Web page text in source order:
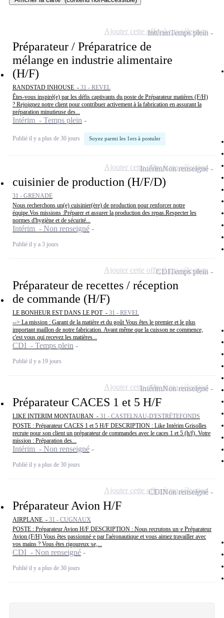
Préparateur / Préparatrice de
mélange en industrie alimentaire
(H/F)
RANDSTAD INHOUSE - 31 - REVEL
Êtes-vous inspiré(e) par les défis captivants du poste de Préparateur matières (F/H)
? Rejoignez notre client pour contribuer activement à la fabrication en assurant la
préparation minutieuse des...
Intérim - Temps plein
Publié il y a plus de 30 jours Soyez parmi les 1ers à postuler
IntérimTemps plein
Ajouter cette offre à ma sélection
cuisinier de production (H/F/D)
31 - GRENADE
Nous recherchons un(e) cuisinier(ère) de production pour renforcer notre
équipe.Vos missions :Préparer et assurer la production des repas.Respecter les
normes d'hygiène et de sécurité...
Intérim - Non renseigné
Publié il y a 3 jours
IntérimNon renseigné
Ajouter cette offre à ma sélection
Préparateur de recettes / réception
de commande (H/F)
LE BONHEUR EST DANS LE POT - 31 - REVEL
--> La mission : Garant de la matière et du goût Vous êtes le premier et le plus
important maillon de notre fabrication. Avant même que la cuisson ne commence,
c'est vous qui recevez les matières...
CDI - Temps plein
Publié il y a 19 jours
CDITemps plein
Ajouter cette offre à ma sélection
Préparateur CACES 1 et 5 H/F
LIKE INTERIM MONTAUBAN - 31 - CASTELNAU-D'ESTRÉTEFONDS
POSTE : Préparateur CACES 1 et 5 H/F DESCRIPTION : Like Intérim Grisolles
recrute pour son client un préparateur de commandes avec le caces 1 et 5 (h/f). Votre
mission : Préparation des...
Intérim - Non renseigné
Publié il y a plus de 30 jours
IntérimNon renseigné
Ajouter cette offre à ma sélection
Préparateur Avion H/F
AIRPLANE - 31 - CUGNAUX
POSTE : Préparateur Avion H/F DESCRIPTION : Nous recrutons un·e Préparateur
Avion (F/H) Vous êtes passionné·e par l'aéronautique et vous aimez travailler avec
vos mains ? Vous êtes rigoureux·se,...
CDI - Non renseigné
Publié il y a plus de 30 jours
CDINon renseigné
Ajouter cette offre à ma sélection